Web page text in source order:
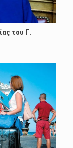
του Γ.